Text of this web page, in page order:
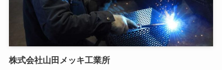
株式会社山田メッキ工業所